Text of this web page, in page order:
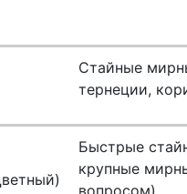
Стайные
тернеции,
Быстрые
крупные